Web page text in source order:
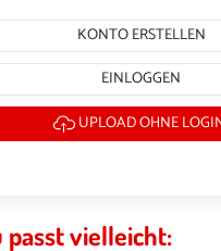
KONTO ERSTELLEN
EINLOGGEN
UPLOAD OHNE
passt vielleicht: